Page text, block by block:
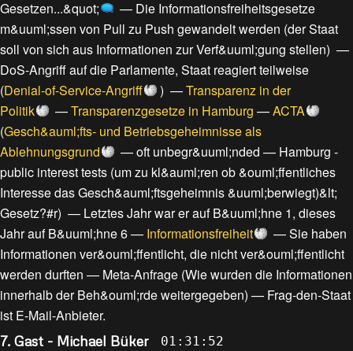
Gesetzen...&quot; — Die Informationsfreiheitsgesetze
m&uuml;ssen von Pull zu Push gewandelt werden (der Staat
soll von sich aus Informationen zur Verf&uuml;gung stellen) —
DoS-Angriff auf die Parlamente, Staat reagiert teilweise
(Denial-of-Service-Angriff ) —Transparenz in der
Politik
—Transparenzgesetze in Hamburg —ACTA
(Gesch&auml;fts- und Betriebsgeheimnisse als
Ablehnungsgrund
—oft unbegr&uuml;nded — Hamburg -
public interest tests (um zu kl&auml;ren ob &ouml;ffentliches
Interesse das Gesch&auml;ftsgeheimnis &uuml;berwiegt)&lt;
Gesetz?#r) — Letztes Jahr war er auf B&uuml;hne 1, dieses
Jahr auf B&uuml;hne 6— Informationsfreiheit —Sie haben
Informationen ver&ouml;ffentlicht, die nicht ver&ouml;ffentlicht
werden durften — Meta-Anfrage (Wie wurden die Informationen
innerhalb der Beh&ouml;rde weitergegeben) — Frag-den-Staat
ist E-Mail-Anbieter.
7. Gast - Michael Büker 01:31:52